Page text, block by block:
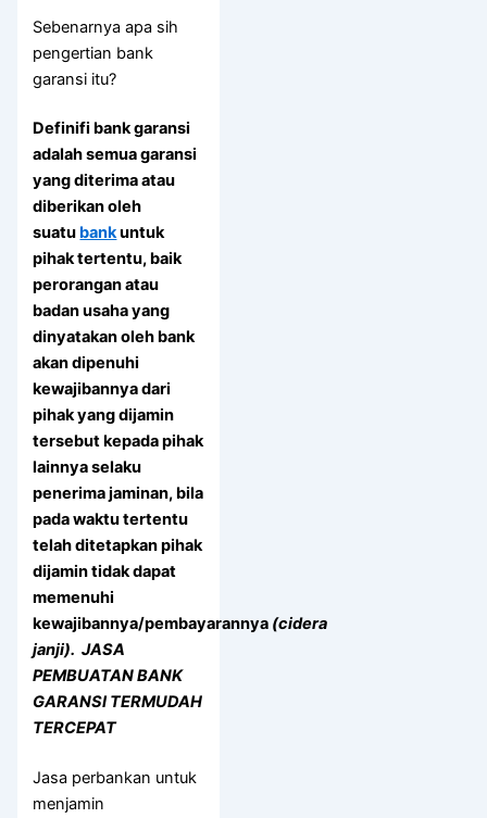
Sebenarnya apa sih
pengertian bank
garansi itu?
Definifi bank garansi
adalahsemua garansi
yang diterima atau
diberikan oleh
suatu bankuntuk
pihak tertentu, baik
perorangan atau
badan usaha yang
dinyatakan oleh bank
akan dipenuhi
kewajibannya dari
pihak yang dijamin
tersebut kepada pihak
lainnya selaku
penerima jaminan, bila
pada waktu tertentu
telah ditetapkan pihak
dijamin tidak dapat
memenuhi
kewajibannya/pembayarannya (cidera
janji). JASA
PEMBUATAN BANK
GARANSI TERMUDAH
TERCEPAT
Jasa perbankan untuk
menjamin